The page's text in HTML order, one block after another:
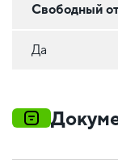
Свободный
Да